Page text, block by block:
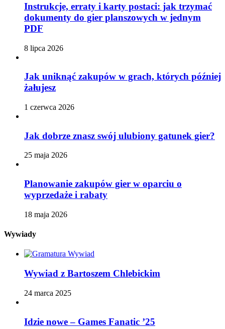
Instrukcje, erraty i karty postaci: jak trzymać
dokumenty do gier planszowych w jednym
PDF
8 lipca 2026
Jak uniknąć zakupów w grach, których później
żałujesz
1 czerwca 2026
Jak dobrze znasz swój ulubiony gatunek gier?
25 maja 2026
Planowanie zakupów gier w oparciu o
wyprzedaże i rabaty
18 maja 2026
Wywiady
Wywiad z Bartoszem Chlebickim
24 marca 2025
Idzie nowe – Games Fanatic ’25